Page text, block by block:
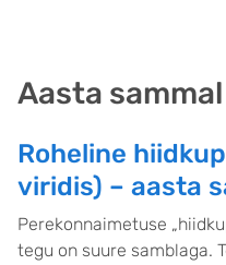
Aasta sammal
Roheline
viridis) – aasta
Perekonnaimetuse
tegu on suure samblaga.